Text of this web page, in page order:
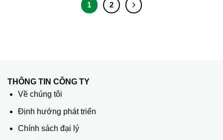
1 2
THÔNG TIN CÔNG TY
Về chúng tôi
Định hướng phát triển
Chính sách đại lý